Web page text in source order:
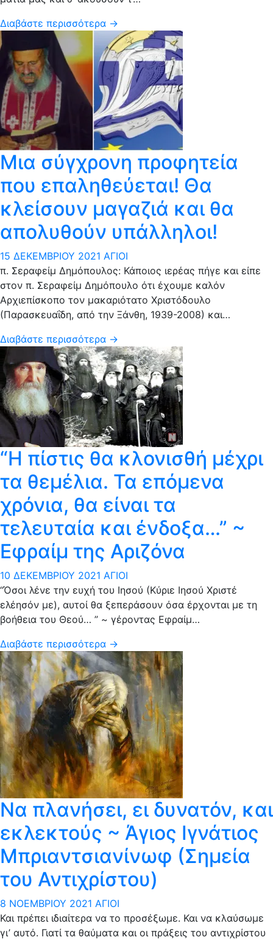
Διαβάστε περισσότερα →
Μια σύγχρονη προφητεία
που επαληθεύεται! Θα
κλείσουν μαγαζιά και θα
απολυθούν υπάλληλοι!
15 ΔΕΚΕΜΒΡΊΟΥ 2021 ΆΓΙΟΙ
π. Σεραφείμ Δημόπουλος: Κάποιος ιερέας πήγε και είπε
στον π. Σεραφείμ Δημόπουλο ότι έχουμε καλόν
Αρχιεπίσκοπο τον μακαριότατο Χριστόδουλο
(Παρασκευαΐδη, από την Ξάνθη, 1939-2008) και…
Διαβάστε περισσότερα →
“Η πίστις θα κλονισθή μέχρι
τα θεμέλια. Τα επόμενα
χρόνια, θα είναι τα
τελευταία και ένδοξα…” ~
Εφραίμ της Αριζόνα
10 ΔΕΚΕΜΒΡΊΟΥ 2021 ΆΓΙΟΙ
“Όσοι λένε την ευχή του Ιησού (Κύριε Ιησού Χριστέ
ελέησόν με), αυτοί θα ξεπεράσουν όσα έρχονται με τη
βοήθεια του Θεού… ” ~ γέροντας Εφραίμ…
Διαβάστε περισσότερα →
Να πλανήσει, ει δυνατόν, και
εκλεκτούς ~ Άγιος Ιγνάτιος
Μπριαντσιανίνωφ (Σημεία
του Αντιχρίστου)
8 ΝΟΕΜΒΡΊΟΥ 2021 ΆΓΙΟΙ
Και πρέπει ιδιαίτερα να το προσέξωμε. Και να κλαύσωμε
γι’ αυτό. Γιατί τα θαύματα και οι πράξεις του αντιχρίστου